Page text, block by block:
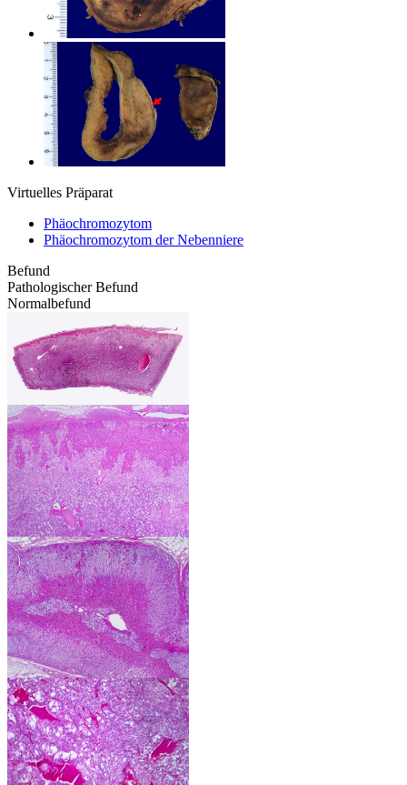
Virtuelles Präparat
Phäochromozytom
Phäochromozytom der Nebenniere
Befund
Pathologischer Befund
Normalbefund